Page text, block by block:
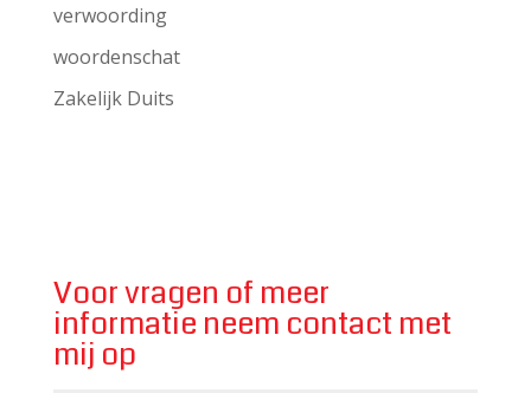
verwoording
woordenschat
Zakelijk Duits
Voor vragen of meer
informatie neem contact met
mij op